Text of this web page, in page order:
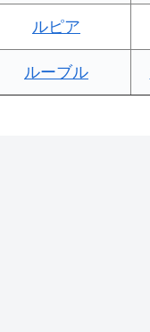
ルピア
ルーブル